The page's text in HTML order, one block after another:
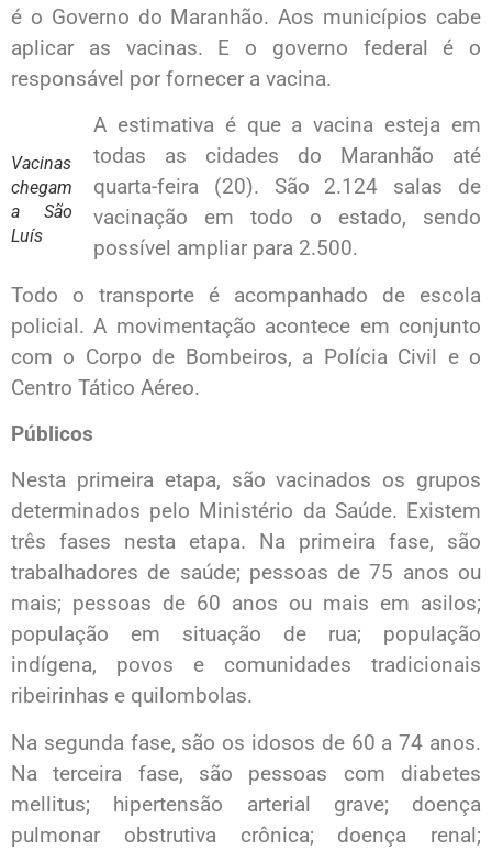
é o Governo do Maranhão. Aos municípios cabe
aplicar as vacinas. E o governo federal é o
responsável por fornecer a vacina.
Vacinas
chegam
a São
Luís
A estimativa é que a vacina esteja em
todas as cidades do Maranhão até
quarta-feira (20). São 2.124 salas de
vacinação em todo o estado, sendo
possível ampliar para 2.500.
Todo o transporte é acompanhado de escola
policial. A movimentação acontece em conjunto
com o Corpo de Bombeiros, a Polícia Civil e o
Centro Tático Aéreo.
Públicos
Nesta primeira etapa, são vacinados os grupos
determinados pelo Ministério da Saúde. Existem
três fases nesta etapa. Na primeira fase, são
trabalhadores de saúde; pessoas de 75 anos ou
mais; pessoas de 60 anos ou mais em asilos;
população em situação de rua; população
indígena, povos e comunidades tradicionais
ribeirinhas e quilombolas.
Na segunda fase, são os idosos de 60 a 74 anos.
Na terceira fase, são pessoas com diabetes
mellitus; hipertensão arterial grave; doença
pulmonar obstrutiva crônica; doença renal;